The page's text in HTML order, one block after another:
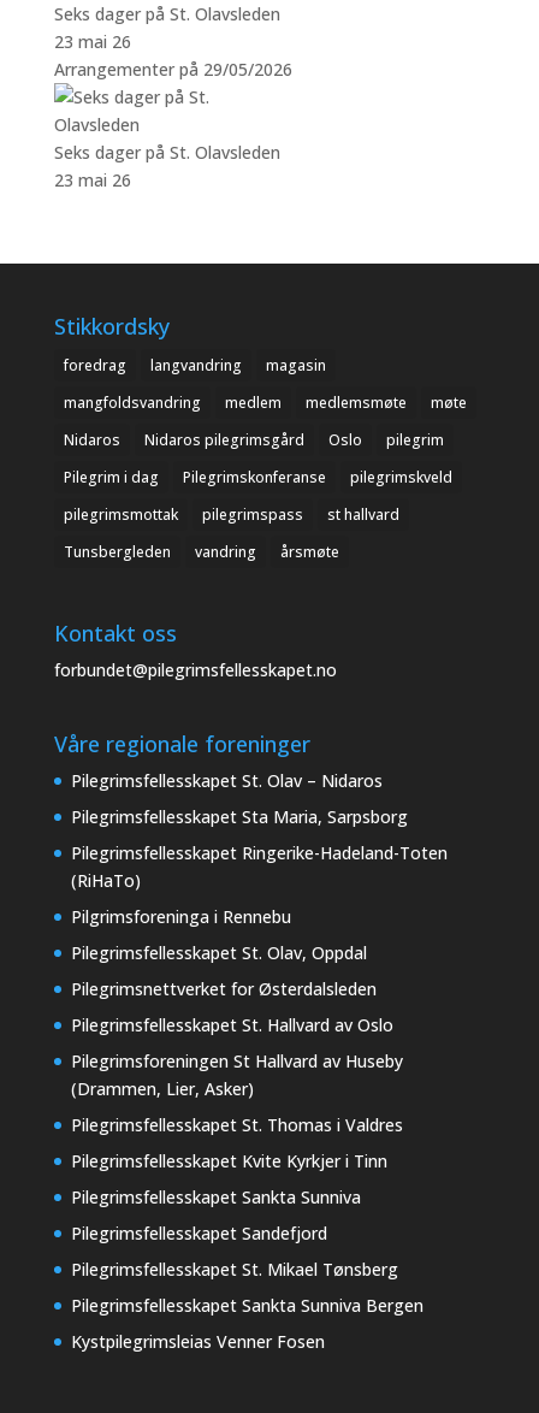
Seks dager på St. Olavsleden
23 mai 26
Arrangementer på 29/05/2026
Seks dager på St. Olavsleden
23 mai 26
Stikkordsky
foredrag langvandring
magasin
mangfoldsvandring
medlem medlemsmøte
møte
Nidaros
Nidaros pilegrimsgård Oslo
pilegrim
Pilegrim i dag
Pilegrimskonferanse
pilegrimskveld
pilegrimsmottak
pilegrimspass
st hallvard
Tunsbergleden
vandring årsmøte
Kontakt oss
forbundet@pilegrimsfellesskapet.no
Våre regionale foreninger
Pilegrimsfellesskapet St. Olav – Nidaros
Pilegrimsfellesskapet Sta Maria, Sarpsborg
Pilegrimsfellesskapet Ringerike-Hadeland-Toten
(RiHaTo)
Pilgrimsforeninga i Rennebu
Pilegrimsfellesskapet St. Olav, Oppdal
Pilegrimsnettverket for Østerdalsleden
Pilegrimsfellesskapet St. Hallvard av Oslo
Pilegrimsforeningen St Hallvard av Huseby
(Drammen, Lier, Asker)
Pilegrimsfellesskapet St. Thomas i Valdres
Pilegrimsfellesskapet Kvite Kyrkjer i Tinn
Pilegrimsfellesskapet Sankta Sunniva
Pilegrimsfellesskapet Sandefjord
Pilegrimsfellesskapet St. Mikael Tønsberg
Pilegrimsfellesskapet Sankta Sunniva Bergen
Kystpilegrimsleias Venner Fosen